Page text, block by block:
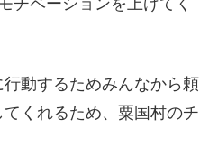
動するためみんなから頼
くれるため、粟国村のチ